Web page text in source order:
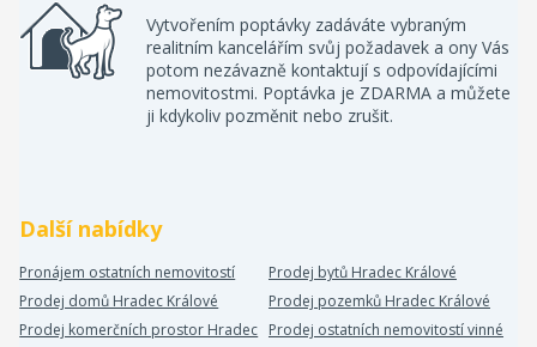
Vytvořením poptávky zadáváte vybraným
realitním kancelářím svůj požadavek a ony Vás
potom nezávazně kontaktují s odpovídajícími
nemovitostmi. Poptávka je ZDARMA a můžete
ji kdykoliv pozměnit nebo zrušit.
Další nabídky
Pronájem ostatních nemovitostí
Prodej bytů Hradec Králové
Prodej domů Hradec Králové
Prodej pozemků Hradec Králové
Prodej komerčních prostor Hradec Prodej ostatních nemovitostí vinné